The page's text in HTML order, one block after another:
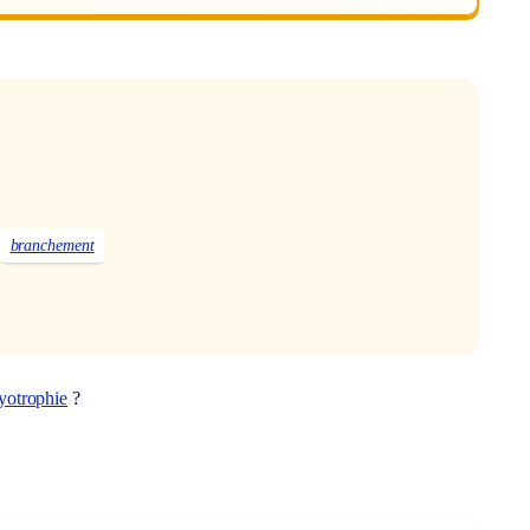
branchement
?